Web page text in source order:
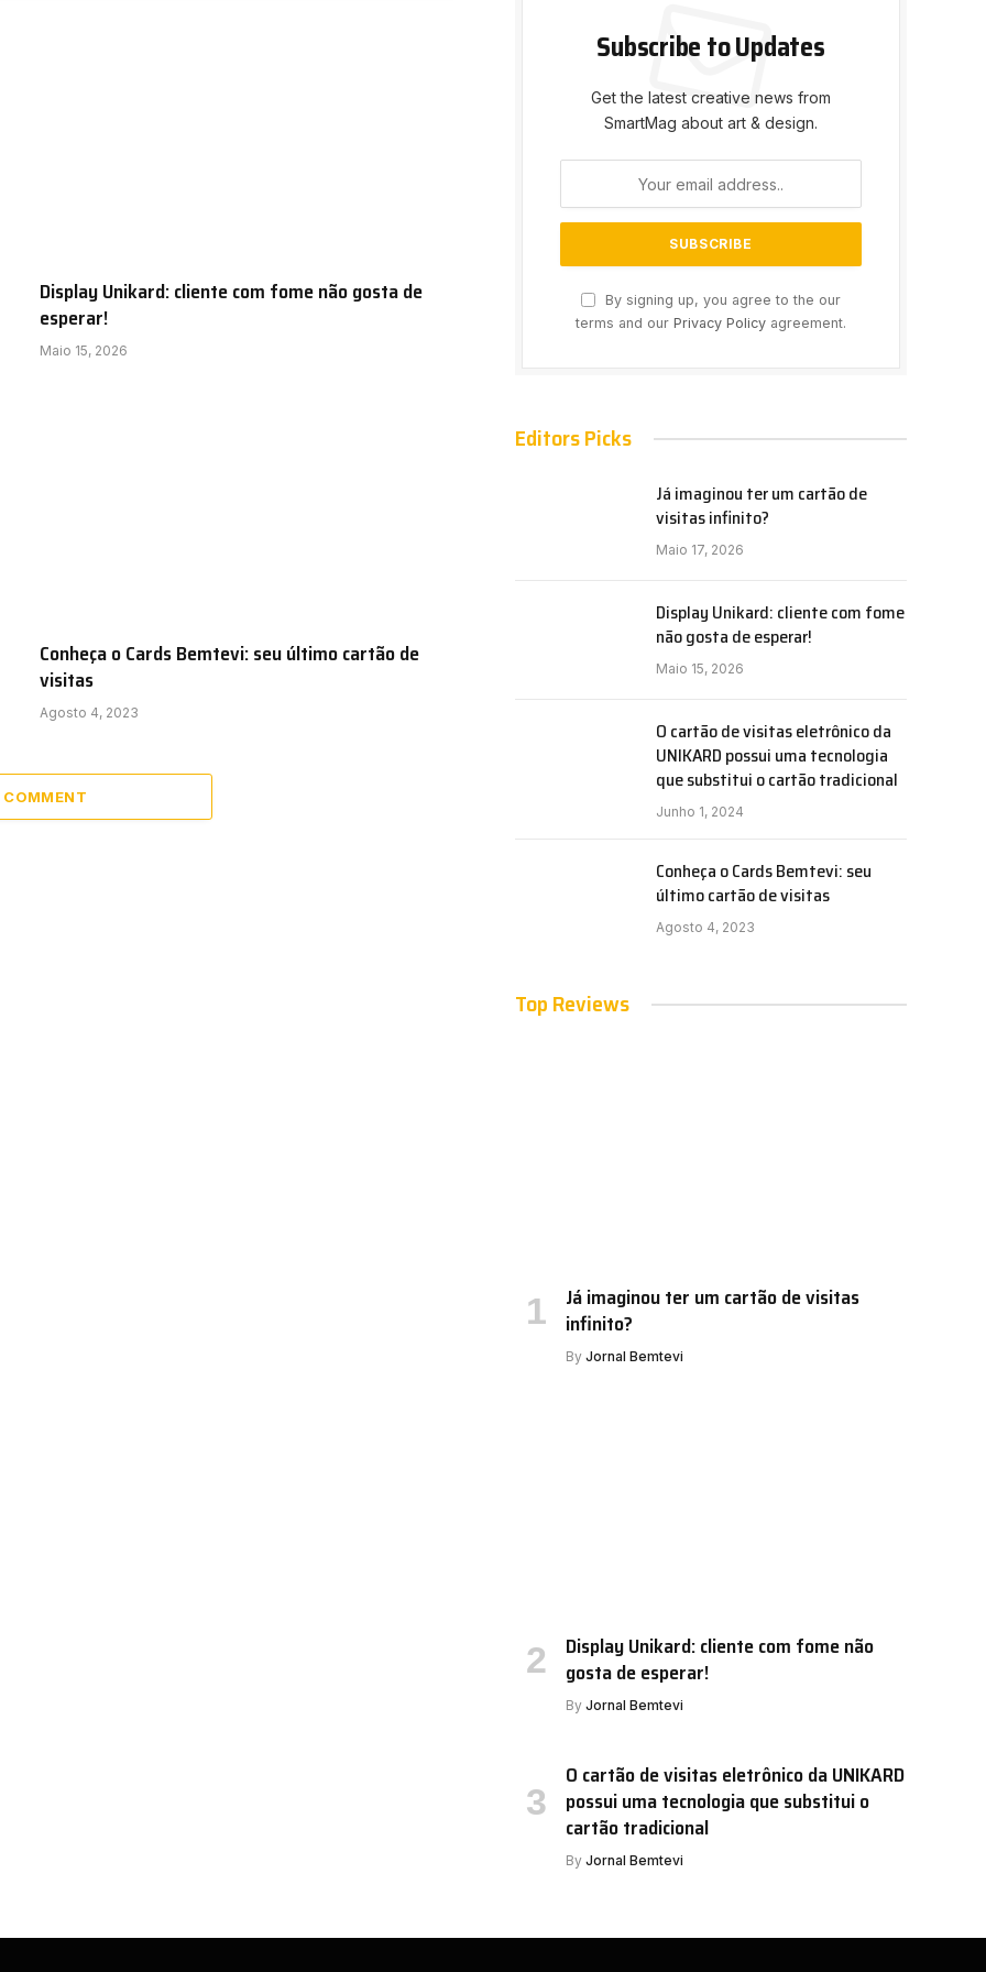
Display Unikard: cliente com fome não gosta de
esperar!
Maio 15, 2026
Conheça o Cards Bemtevi: seu último cartão de
visitas
Agosto 4, 2023
COMMENT
Subscribe to Updates
Get the latest creative news from
SmartMag about art & design.
By signing up, you agree to the our
terms and our Privacy Policy agreement.
Editors Picks
Já imaginou ter um cartão de
visitas infinito?
Maio 17, 2026
Display Unikard: cliente com fome
não gosta de esperar!
Maio 15, 2026
O cartão de visitas eletrônico da
UNIKARD possui uma tecnologia
que substitui o cartão tradicional
Junho 1, 2024
Conheça o Cards Bemtevi: seu
último cartão de visitas
Agosto 4, 2023
Top Reviews
Já imaginou ter um cartão de visitas
infinito?
By Jornal Bemtevi
Display Unikard: cliente com fome não
gosta de esperar!
By Jornal Bemtevi
O cartão de visitas eletrônico da UNIKARD
possui uma tecnologia que substitui o
cartão tradicional
By Jornal Bemtevi